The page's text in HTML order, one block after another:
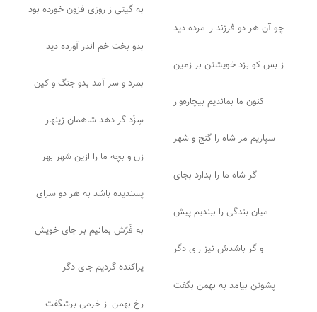
به گیتی ز روزی فزون خورده بود
چو آن هر دو فرزند را مرده دید
بدو بخت خم اندر آورده دید
ز بس کو بزد خویشتن بر زمین
بمرد و سر آمد بدو جنگ و کین
کنون ما بماندیم بیچاره‌‌وار
سِزَد گر دهد شاهمان زینهار
سپاریم مر شاه را گنج و شهر
زن و بچه ما را ازین شهر بهر
اگر شاه ما را بدارد بجای
پسندیده باشد به هر دو سرای
میان بندگی را ببندیم پیش
به فَرّش بمانیم بر جای خویش
و گر باشدش نیز رای دگر
پراکنده گردیم جای دگر
پشوتن بیامد به بهمن بگفت
رخ بهمن از خرمی برشگفت